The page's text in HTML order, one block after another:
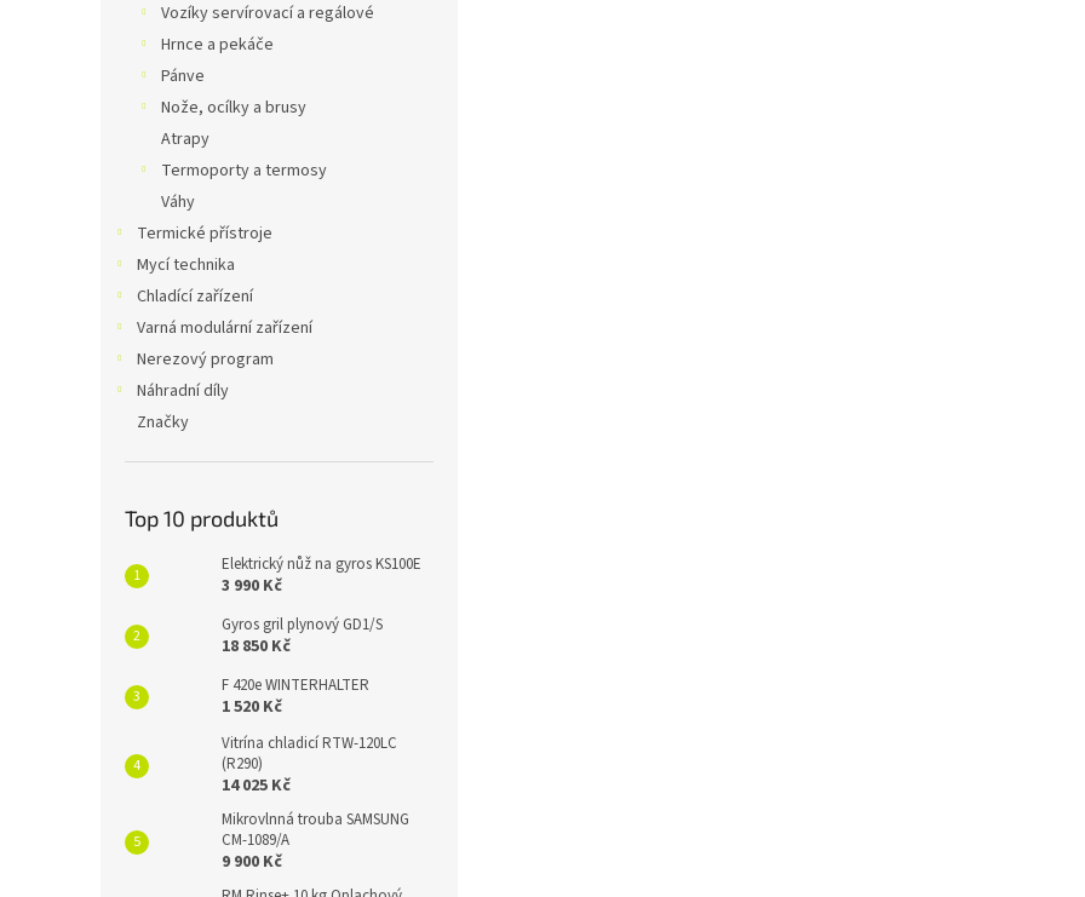
Vozíky servírovací a regálové
Hrnce a pekáče
Pánve
Nože, ocílky a brusy
Atrapy
Termoporty a termosy
Váhy
Termické přístroje
Mycí technika
Chladící zařízení
Varná modulární zařízení
Nerezový program
Náhradní díly
Značky
Top 10 produktů
Elektrický nůž na gyros KS100E
3 990 Kč
Gyros gril plynový GD1/S
18 850 Kč
F 420e WINTERHALTER
1 520 Kč
Vitrína chladicí RTW-120LC
(R290)
14 025 Kč
Mikrovlnná trouba SAMSUNG
CM-1089/A
9 900 Kč